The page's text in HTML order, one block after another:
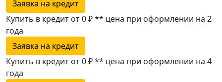
Заявка на кредит
Купить в кредит от 0 ₽** цена при оформлении на 2
года
Заявка на кредит
Купить в кредит от 0 ₽** цена при оформлении на 4
года